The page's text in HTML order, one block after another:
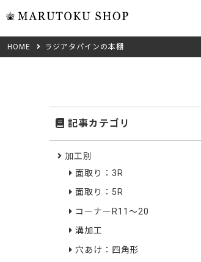
Category
カテゴリから選ぶ
Wood Type
木材の種類から選ぶ
HOME ラジアタパインの本棚
記事カテゴリ
加工別
面取り：3R
面取り：5R
コーナーR11～20
溝加工
穴あけ：四角形